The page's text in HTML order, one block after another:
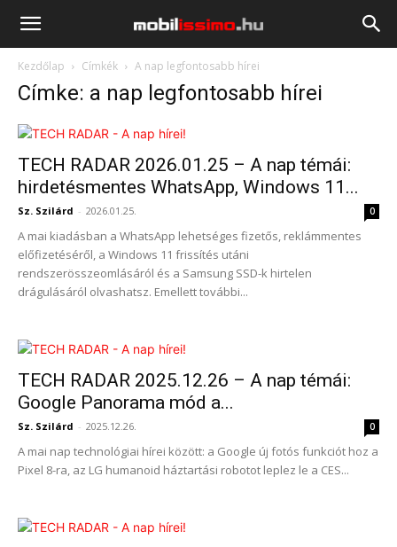
Mobilissimo.hu
Kezdőlap Címkék A nap legfontosabb hírei
Címke: a nap legfontosabb hírei
TECH RADAR 2026.01.25 – A nap témái:
hirdetésmentes WhatsApp, Windows 11...
Sz. Szilárd - 2026.01.25. 0
A mai kiadásban a WhatsApp lehetséges fizetős, reklámmentes
előfizetéséről, a Windows 11 frissítés utáni
rendszerösszeomlásáról és a Samsung SSD-k hirtelen
drágulásáról olvashatsz. Emellett további...
TECH RADAR 2025.12.26 – A nap témái:
Google Panorama mód a...
Sz. Szilárd - 2025.12.26. 0
A mai nap technológiai hírei között: a Google új fotós funkciót hoz a
Pixel 8-ra, az LG humanoid háztartási robotot leplez le a CES...